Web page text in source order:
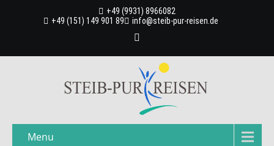
+49 (9931) 8966082
+49 (151) 149 901 89
info@steib-pur-reisen.de
Menu